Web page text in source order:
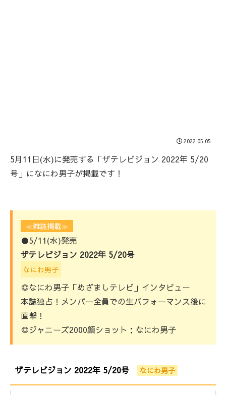
2022.05.05
5月11日(水)に発売する「ザテレビジョン 2022年 5/20
号」になにわ男子が掲載です！
≪雑誌掲載≫
●5/11(水)発売
ザテレビジョン 2022年 5/20号
なにわ男子
◎なにわ男子「めざましテレビ」インタビュー
本誌独占！メンバー全員での生パフォーマンス後に
直撃！
◎ジャニーズ2000顔ショット：なにわ男子
ザテレビジョン 2022年 5/20号 なにわ男子